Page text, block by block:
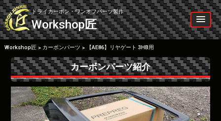
Skip
to
content
ドライカーボン・ワンオフパーツ製作
Workshop匠
Workshop匠> カーボンパーツ > 【AE86】リヤゲート 3HB用
カーボンパーツ紹介